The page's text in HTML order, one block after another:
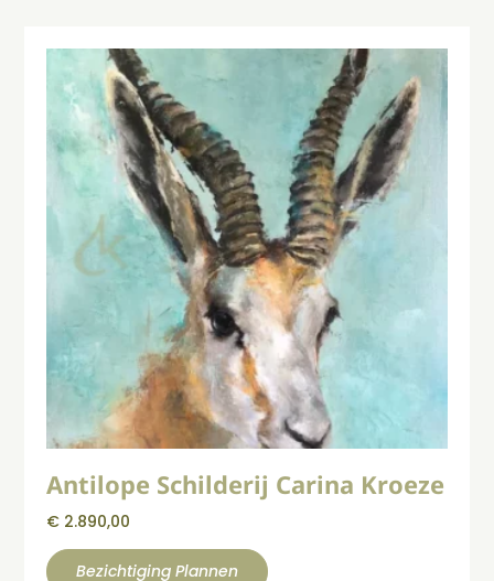
Antilope Schilderij Carina Kroeze
€ 2.890,00
Bezichtiging Plannen